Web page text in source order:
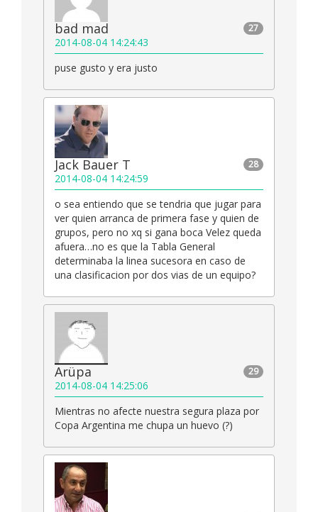
27
bad mad
2014-08-04 14:24:43
puse gusto y era justo
28
Jack Bauer T
2014-08-04 14:24:59
o sea entiendo que se tendria que jugar para
ver quien arranca de primera fase y quien de
grupos, pero no xq si gana boca Velez queda
afuera…no es que la Tabla General
determinaba la linea sucesora en caso de
una clasificacion por dos vias de un equipo?
29
Arüpa
2014-08-04 14:25:06
Mientras no afecte nuestra segura plaza por
Copa Argentina me chupa un huevo (?)